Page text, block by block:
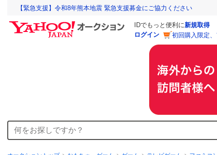
【緊急支援】令和8年熊本地震 緊急支援募金にご協力ください
IDでもっと便利に新規取得
ログイン
初回購入限定